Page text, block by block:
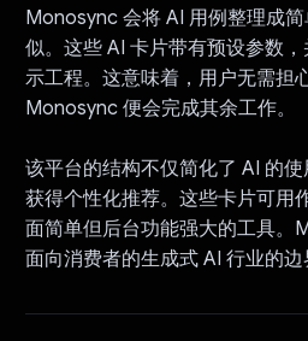
Monosync 会将 AI 用例整理成
似。这些 AI 卡片带有预设参数
示工程。这意味着，用户无需担
Monosync 便会完成其余工作。
该平台的结构不仅简化了 AI 的
获得个性化推荐。这些卡片可用
面简单但后台功能强大的工具。
面向消费者的生成式 AI 行业的边